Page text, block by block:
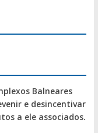
Balneares
e desincentivar
a ele associados.